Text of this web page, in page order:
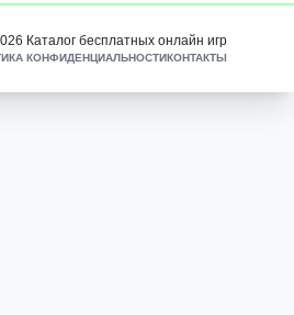
Каталог бесплатных онлайн игр
КОНФИДЕНЦИАЛЬНОСТИКОНТАКТЫ